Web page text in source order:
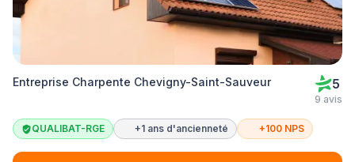
Entreprise Charpente Chevigny-Saint-Sauveur 5
9 avis
QUALIBAT-RGE +1 ans d'ancienneté +100 NPS